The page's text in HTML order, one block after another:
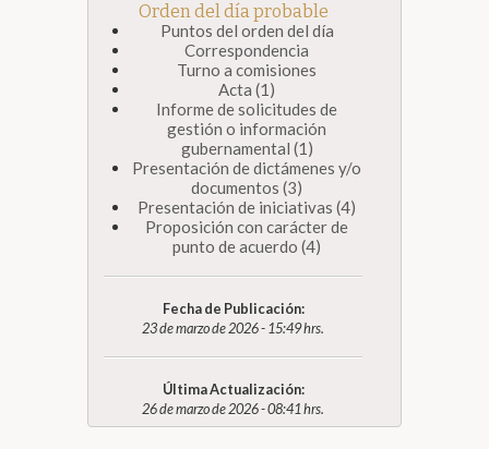
Orden del día probable
Puntos del orden del día
Correspondencia
Turno a comisiones
Acta (1)
Informe de solicitudes de
gestión o información
gubernamental (1)
Presentación de dictámenes y/o
documentos (3)
Presentación de iniciativas (4)
Proposición con carácter de
punto de acuerdo (4)
Fecha de Publicación:
23 de marzo de 2026 - 15:49 hrs.
Última Actualización:
26 de marzo de 2026 - 08:41 hrs.